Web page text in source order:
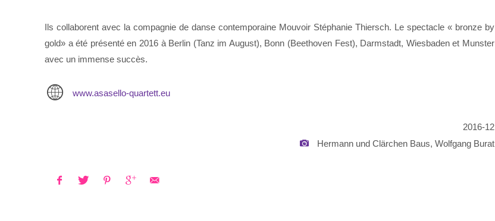
Ils collaborent avec la compagnie de danse contemporaine Mouvoir Stéphanie Thiersch. Le spectacle « bronze by
gold» a été présenté en 2016 à Berlin (Tanz im August), Bonn (Beethoven Fest), Darmstadt, Wiesbaden et Munster
avec un immense succès.
www.asasello-quartett.eu
2016-12
Hermann und Clärchen Baus, Wolfgang Burat